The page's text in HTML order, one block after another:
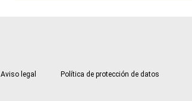
Aviso legal Política de protección de datos